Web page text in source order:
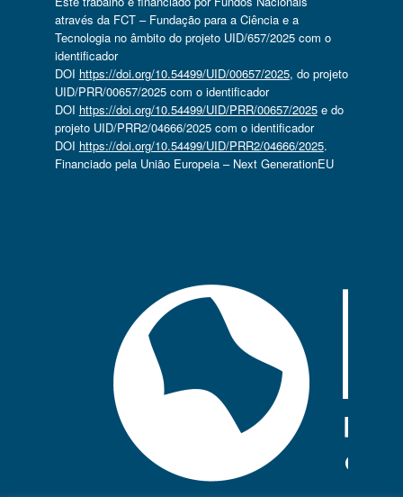
através da FCT – Fundação para a Ciência e a
Tecnologia no âmbito do projeto UID/657/2025 com o
identificador
DOI https://doi.org/10.54499/UID/00657/2025, do projeto
UID/PRR/00657/2025 com o identificador
DOI https://doi.org/10.54499/UID/PRR/00657/2025e do
projeto UID/PRR2/04666/2025 com o identificador
DOI https://doi.org/10.54499/UID/PRR2/04666/2025.
Financiado pela União Europeia – Next GenerationEU